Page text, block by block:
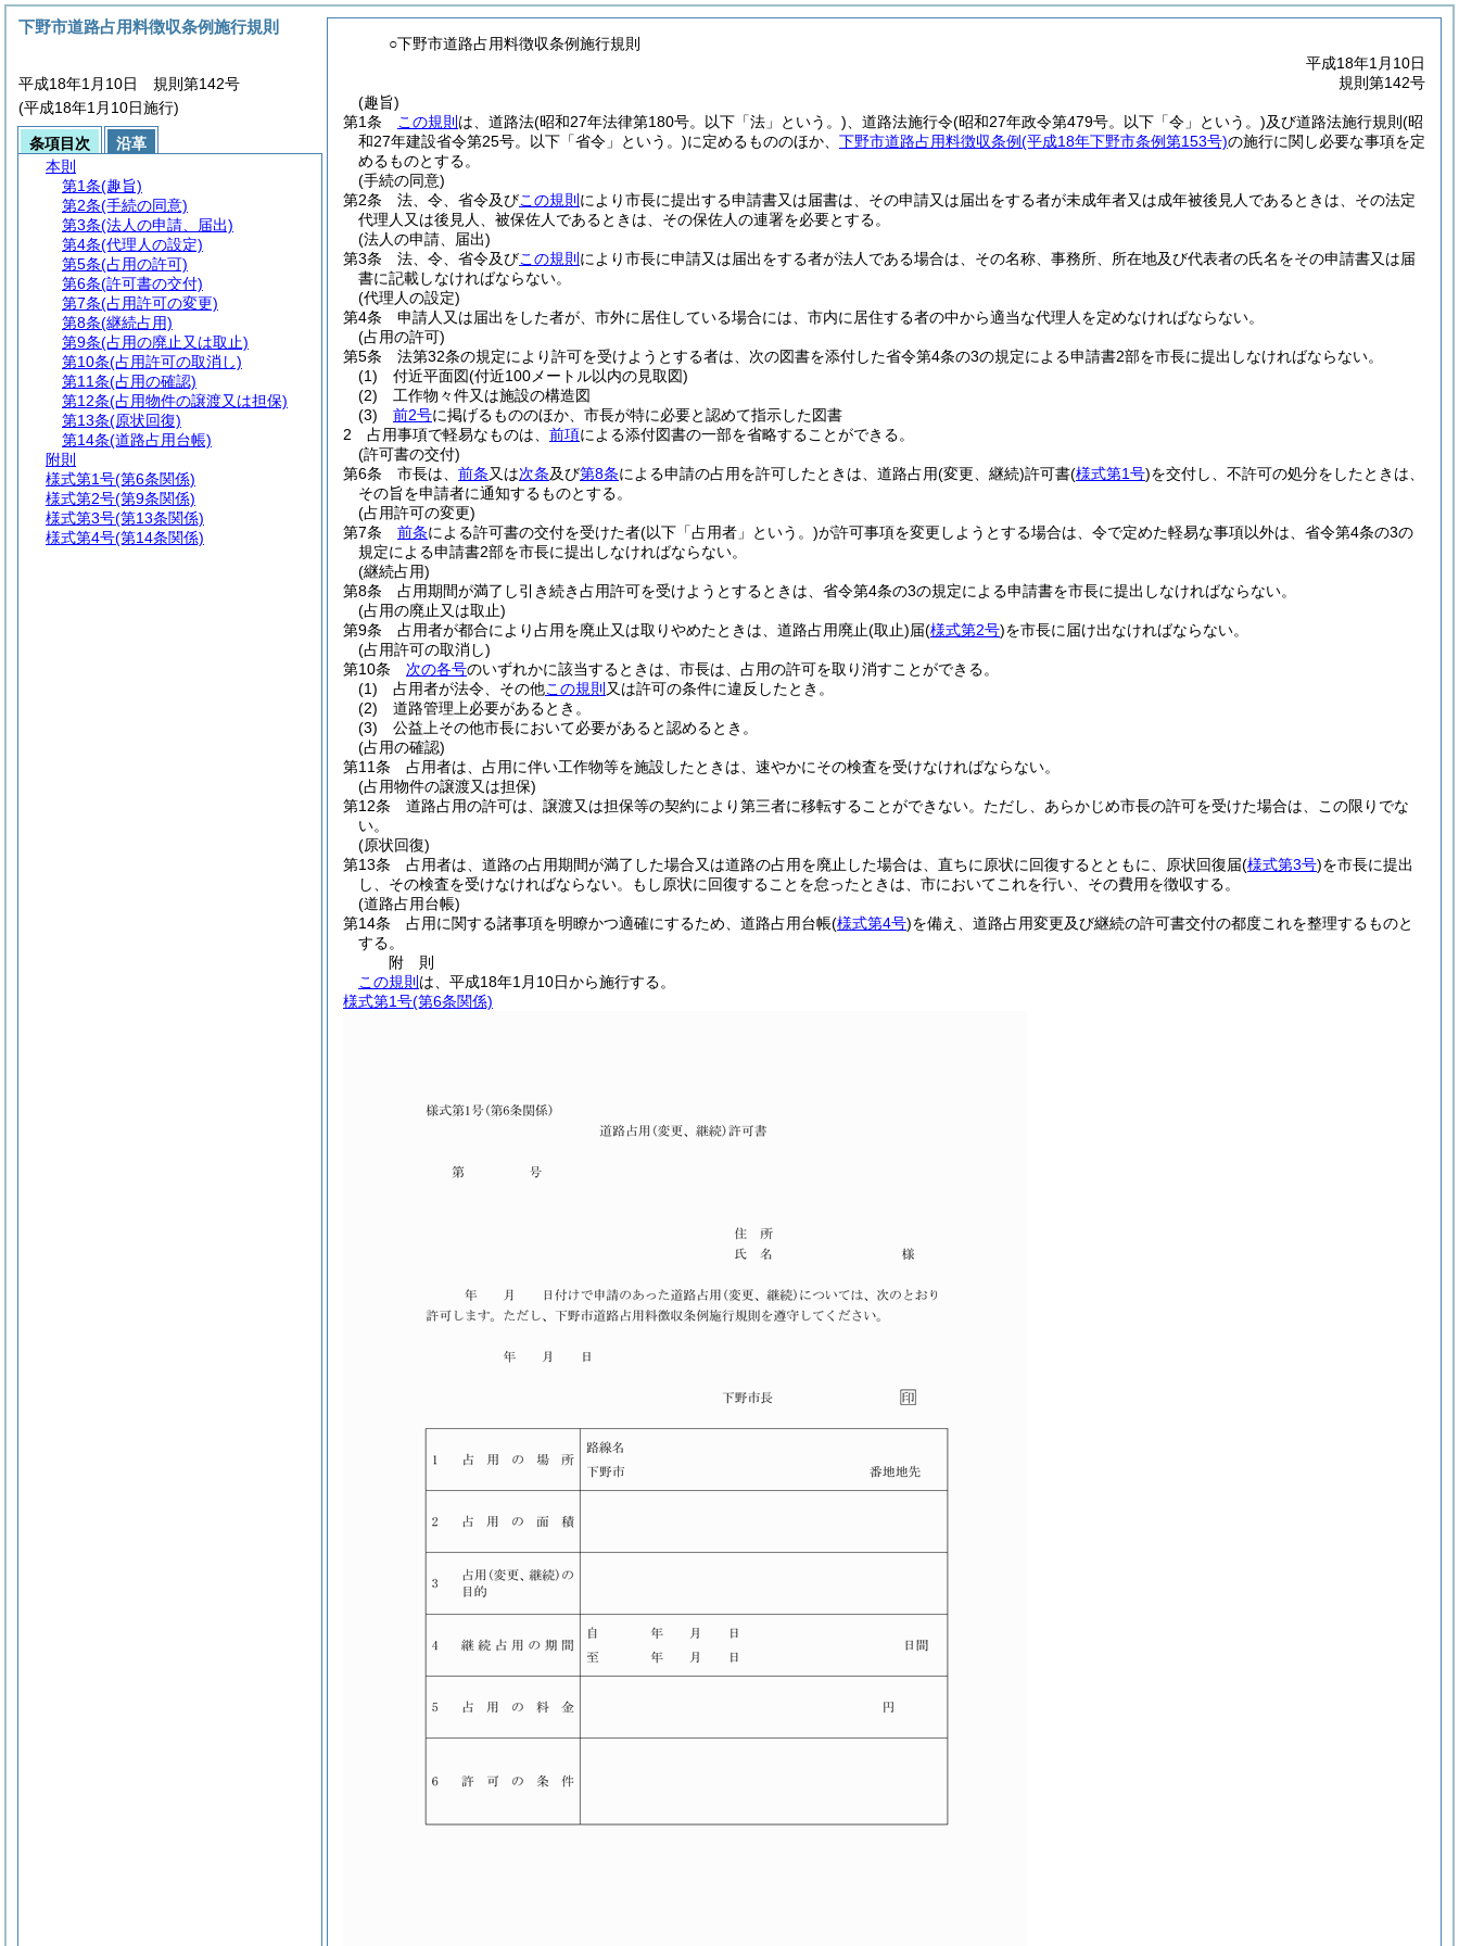
○下野市道路占用料徴収条例施行規則
平成18年1月10日
規則第142号
(趣旨)
第1条
この規則 は、道路法(昭和27年法律第180号。以下「法」という。) 、道路法施行令(昭和27年政令第479号。以下「令」という。)及び道路法施行規則 (昭
和27年建設省令第25号。以下「省令」という。)に定めるもののほか、 下野市道路占用料徴収条例(平成18年下野市条例第153号)の施行に関し必要な事項を定
めるものとする。
(手続の同意)
第2条
法、令、省令及びこの規則 により市長に提出する申請書又は届書は、その申請又は届出をする者が未成年者又は成年被後見人であるときは、その法定
代理人又は後見人、被保佐人であるときは、その保佐人の連署を必要とする。
(法人の申請、届出)
第3条
法、令、省令及びこの規則 により市長に申請又は届出をする者が法人である場合は、その名称、事務所、所在地及び代表者の氏名をその申請書又は届
書に記載しなければならない。
(代理人の設定)
第4条
申請人又は届出をした者が、市外に居住している場合には、市内に居住する者の中から適当な代理人を定めなければならない。
(占用の許可)
第5条
法第32条の規定により許可を受けようとする者は、次の図書を添付した省令第4条の3の規定による申請書2部を市長に提出しなければならない。
(1)
付近平面図(付近100メートル以内の見取図)
(2)
工作物々件又は施設の構造図
(3)
前2号に掲げるもののほか、市長が特に必要と認めて指示した図書
2
占用事項で軽易なものは、 前項による添付図書の一部を省略することができる。
(許可書の交付)
第6条
市長は、 前条又は次条及び第8条による申請の占用を許可したときは、道路占用(変更、継続)許可書(様式第1号)を交付し、不許可の処分をしたときは、
その旨を申請者に通知するものとする。
(占用許可の変更)
第7条
前条による許可書の交付を受けた者(以下「占用者」という。)が許可事項を変更しようとする場合は、令で定めた軽易な事項以外は、省令第4条の3の
規定による申請書2部を市長に提出しなければならない。
(継続占用)
第8条
占用期間が満了し引き続き占用許可を受けようとするときは、省令第4条の3の規定による申請書を市長に提出しなければならない。
(占用の廃止又は取止)
第9条
占用者が都合により占用を廃止又は取りやめたときは、道路占用廃止(取止)届(様式第2号)を市長に届け出なければならない。
(占用許可の取消し)
第10条
次の各号のいずれかに該当するときは、市長は、占用の許可を取り消すことができる。
(1)
占用者が法令、その他この規則 又は許可の条件に違反したとき。
(2)
道路管理上必要があるとき。
(3)
公益上その他市長において必要があると認めるとき。
(占用の確認)
第11条
占用者は、占用に伴い工作物等を施設したときは、速やかにその検査を受けなければならない。
(占用物件の譲渡又は担保)
第12条
道路占用の許可は、譲渡又は担保等の契約により第三者に移転することができない。 ただし、あらかじめ市長の許可を受けた場合は、この限りでな
い。
(原状回復)
第13条
占用者は、道路の占用期間が満了した場合又は道路の占用を廃止した場合は、直ちに原状に回復するとともに、原状回復届(様式第3号)を市長に提出
し、その検査を受けなければならない。
もし原状に回復することを怠ったときは、市においてこれを行い、その費用を徴収する。
(道路占用台帳)
第14条
占用に関する諸事項を明瞭かつ適確にするため、道路占用台帳(様式第4号)を備え、道路占用変更及び継続の許可書交付の都度これを整理するものと
する。
附 則
この規則 は、平成18年1月10日から施行する。
様式第1号(第6条関係)
下野市道路占用料徴収条例施行規則
平成18年1月10日 規則第142号
(平成18年1月10日施行)
条項目次
沿革
本則
第1条(趣旨)
第2条(手続の同意)
第3条(法人の申請、届出)
第4条(代理人の設定)
第5条(占用の許可)
第6条(許可書の交付)
第7条(占用許可の変更)
第8条(継続占用)
第9条(占用の廃止又は取止)
第10条(占用許可の取消し)
第11条(占用の確認)
第12条(占用物件の譲渡又は担保)
第13条(原状回復)
第14条(道路占用台帳)
附則
様式第1号(第6条関係)
様式第2号(第9条関係)
様式第3号(第13条関係)
様式第4号(第14条関係)